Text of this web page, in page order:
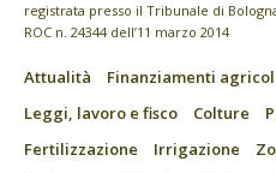
registrata presso il Tribunale di
ROC n. 24344 dell’11 marzo 2014
Attualità Finanziamenti
Leggi, lavoro e fisco
Colture
Fertilizzazione
Irrigazione